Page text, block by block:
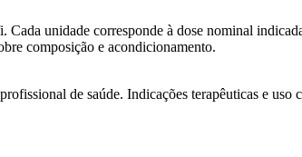
unidade corresponde à dose nominal
composição e acondicionamento.
de saúde. Indicações terapêuticas e